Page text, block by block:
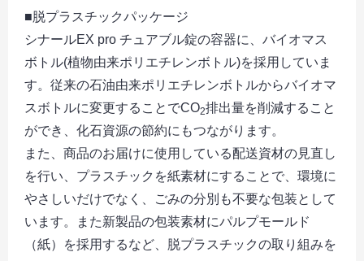
■脱プラスチックパッケージ
シナールEX pro チュアブル錠の容器に、バイオマス
ボトル(植物由来ポリエチレンボトル)を採用していま
す。従来の石油由来ポリエチレンボトルからバイオマ
スボトルに変更することでCO2排出量を削減すること
ができ、化石資源の節約にもつながります。
また、商品のお届けに使用している配送資材の見直し
を行い、プラスチックを紙素材にすることで、環境に
やさしいだけでなく、ごみの分別も不要な包装として
います。また新製品の包装素材にパルプモールド
（紙）を採用するなど、脱プラスチックの取り組みを